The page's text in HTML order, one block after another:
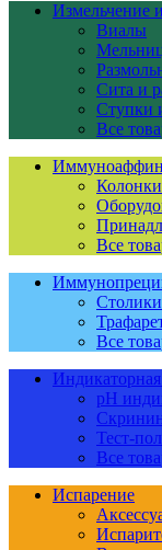
Измельчение
Виалы
Сита и
Ступки
Все
Колонки
Все
Столики
Все
pH
Тест-
Все
Испарение